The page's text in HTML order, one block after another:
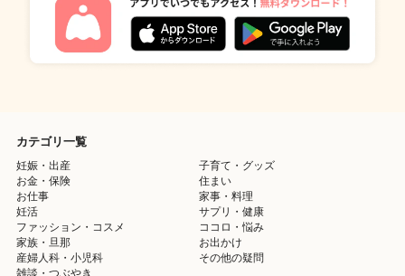
カテゴリ一覧
妊娠・出産
子育て・グッズ
お金・保険
住まい
お仕事
家事・料理
妊活
サプリ・健康
ファッション・コスメ
ココロ・悩み
家族・旦那
お出かけ
産婦人科・小児科
その他の疑問
雑談・つぶやき